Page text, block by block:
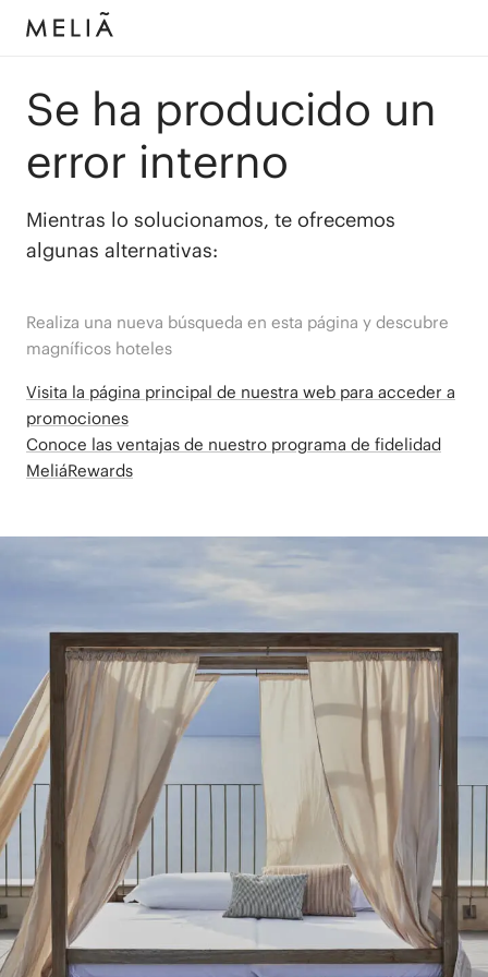
Se ha producido un
error interno
Mientras lo solucionamos, te ofrecemos
algunas alternativas:
Realiza una nueva búsqueda en esta página y descubre
magníficos hoteles
Visita la página principal de nuestra web para acceder a
promociones
Conoce las ventajas de nuestro programa de fidelidad
MeliáRewards